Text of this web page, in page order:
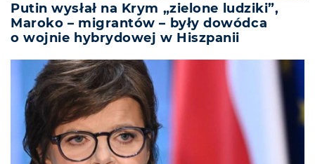
Putin wysłał na Krym „zielone ludziki”,
Maroko – migrantów – były dowódca
o wojnie hybrydowej w Hiszpanii